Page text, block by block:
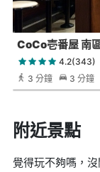
CoCo壱番屋 南
4.2(343)
3 分鐘
3 分鐘
附近景點
覺得玩不夠嗎，